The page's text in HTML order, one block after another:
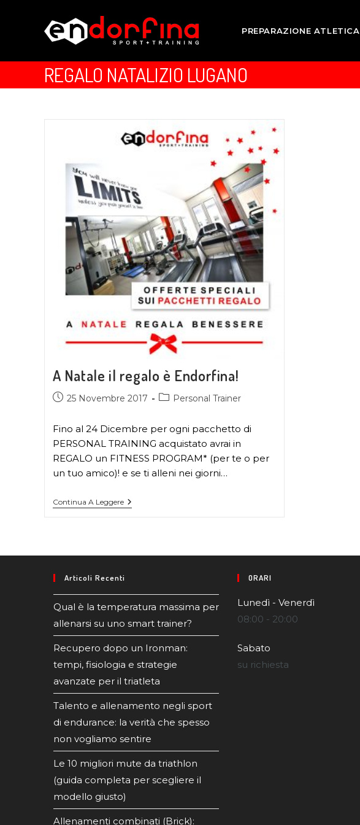
PREPARAZIONE ATLETICA
REGALO NATALIZIO LUGANO
A Natale il regalo è Endorfina!
25 Novembre 2017 Personal Trainer
Fino al 24 Dicembre per ogni pacchetto di
PERSONAL TRAINING acquistato avrai in
REGALO un FITNESS PROGRAM* (per te o per
un tuo amico)! e se ti alleni nei giorni…
Continua A Leggere
Articoli Recenti
Qual è la temperatura massima per
allenarsi su uno smart trainer?
Recupero dopo un Ironman:
tempi, fisiologia e strategie
avanzate per il triatleta
Talento e allenamento negli sport
di endurance: la verità che spesso
non vogliamo sentire
Le 10 migliori mute da triathlon
(guida completa per scegliere il
modello giusto)
Allenamenti combinati (Brick):
ORARI
Lunedì - Venerdì
08:00 - 20:00
Sabato
su richiesta